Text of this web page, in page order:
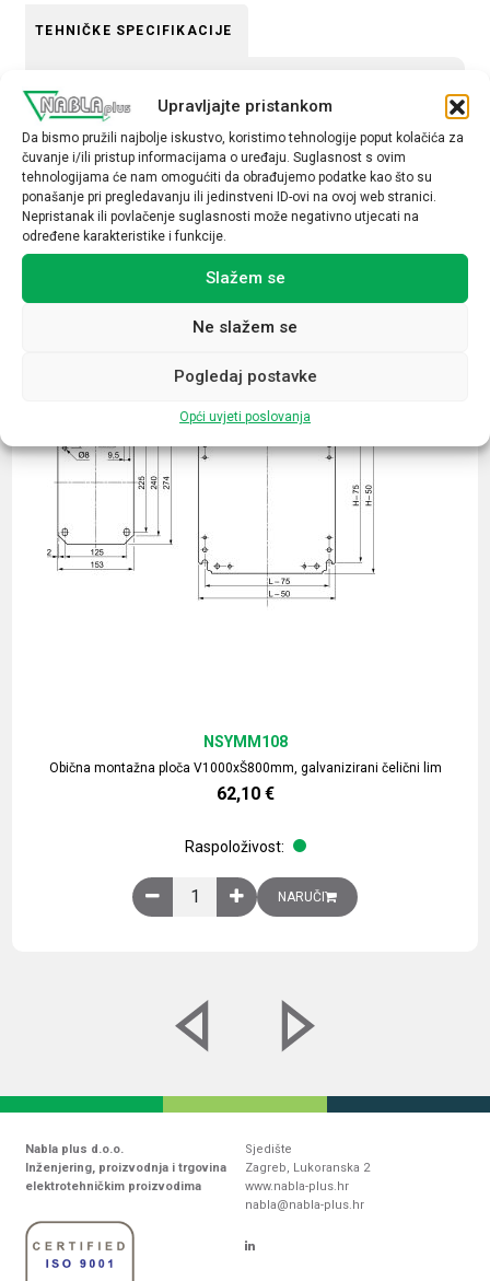
Upravljajte pristankom
Da bismo pružili najbolje iskustvo, koristimo tehnologije poput kolačića za
čuvanje i/ili pristup informacijama o uređaju. Suglasnost s ovim
tehnologijama će nam omogućiti da obrađujemo podatke kao što su
ponašanje pri pregledavanju ili jedinstveni ID-ovi na ovoj web stranici.
Nepristanak ili povlačenje suglasnosti može negativno utjecati na
određene karakteristike i funkcije.
Slažem se
Ne slažem se
Pogledaj postavke
Opći uvjeti poslovanja
TEHNIČKE SPECIFIKACIJE
Tip uređaja
Utičnica
Povezani proizvodi
Obična montažna ploča V1000xŠ800mm, galvanizirani čelični lim
NSYMM108
62,10 €
Raspoloživost:
Obična montažna ploča V1000xŠ800mm,
NARUČI
Nabla plus d.o.o.
Inženjering, proizvodnja i trgovina
elektrotehničkim proizvodima
Sjedište
Zagreb, Lukoranska 2
www.nabla-plus.hr
nabla@nabla-plus.hr